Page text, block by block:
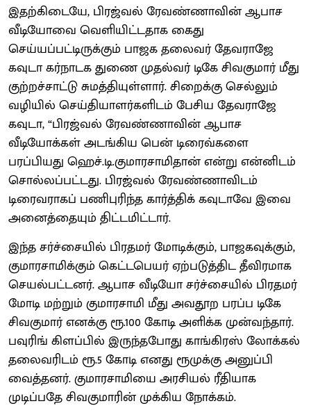
இதற்கிடையே, பிரஜ்வல் ரேவண்ணாவின் ஆபாச
வீடியோவை வெளியிட்டதாக கைது
செய்யப்பட்டிருக்கும் பாஜக தலைவர் தேவராஜே
கவுடா கர்நாடக துணை முதல்வர் டிகே சிவகுமார் மீது
குற்றச்சாட்டு சுமத்தியுள்ளார். சிறைக்கு செல்லும்
வழியில் செய்தியாளர்களிடம் பேசிய தேவராஜே
கவுடா, “பிரஜ்வல் ரேவண்ணாவின் ஆபாச
வீடியோக்கள் அடங்கிய பென் டிரைவ்களை
பரப்பியது ஹெச்.டி.குமாரசாமிதான் என்று என்னிடம்
சொல்லப்பட்டது. பிரஜ்வல் ரேவண்ணாவிடம்
டிரைவராகப் பணிபுரிந்த கார்த்திக் கவுடாவே இவை
அனைத்தையும் திட்டமிட்டார்.
இந்த சர்ச்சையில் பிரதமர் மோடிக்கும், பாஜகவுக்கும்,
குமாரசாமிக்கும் கெட்டபெயர் ஏற்படுத்திட தீவிரமாக
செயல்பட்டனர். ஆபாச வீடியோ சர்ச்சையில் பிரதமர்
மோடி மற்றும் குமாரசாமி மீது அவதூற பரப்ப டிகே
சிவகுமார் எனக்கு ரூ.100 கோடி அளிக்க முன்வந்தார்.
பவுரிங் கிளப்பில் இருந்தபோது காங்கிரஸ் லோக்கல்
தலைவரிடம் ரூ.5 கோடி எனது ரூமுக்கு அனுப்பி
வைத்தனர். குமாரசாமியை அரசியல் ரீதியாக
முடிப்பதே சிவகுமாரின் முக்கிய நோக்கம்.